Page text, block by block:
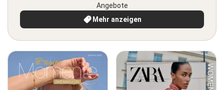
Angebote
Mehr anzeigen